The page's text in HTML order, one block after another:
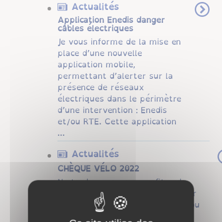
Actualités
Application Enedis danger
câbles électriques
Je vous informe de la mise en
place d’une nouvelle
application mobile,
permettant d’alerter sur la
présence de réseaux
électriques dans le périmètre
d’une intervention : Enedis
et/ou RTE. Cette application
...
Actualités
CHÈQUE VÉLO 2022
Ne tardez pas pour profiter du
chèque vélo 2022, dès le premier
avril à 9h, déposez votre devis ou
votre dossier sur le